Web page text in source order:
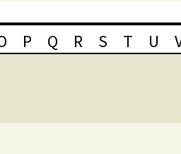
P Q R S T U